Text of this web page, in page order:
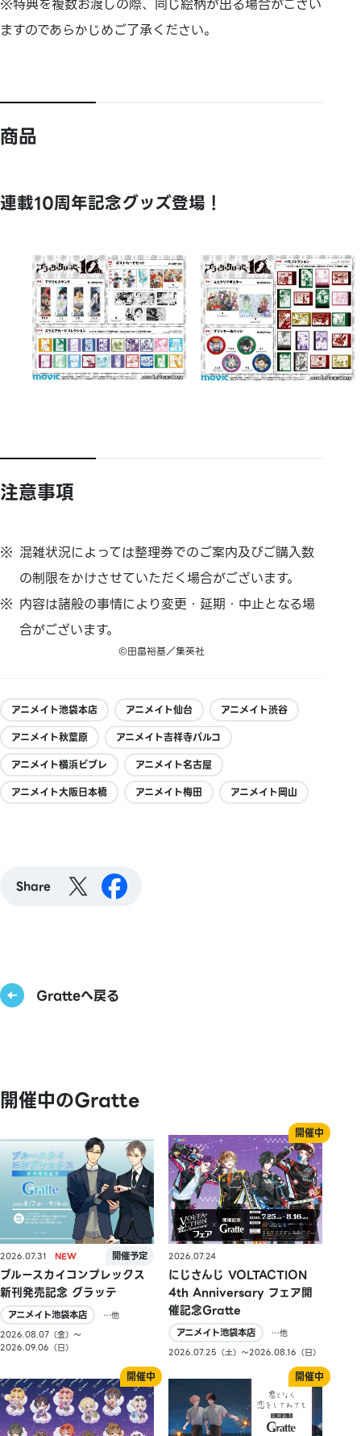
※特典を複数お渡しの際、同じ絵柄が出る場合がござい
ますのであらかじめご了承ください。
商品
連載10周年記念グッズ登場！
注意事項
混雑状況によっては整理券でのご案内及びご購入数
の制限をかけさせていただく場合がございます。
内容は諸般の事情により変更・延期・中止となる場
合がございます。
©田畠裕基／集英社
アニメイト池袋本店 アニメイト仙台
アニメイト渋谷
アニメイト秋葉原
アニメイト吉祥寺パルコ
アニメイト横浜ビブレ
アニメイト名古屋
アニメイト大阪日本橋
アニメイト梅田 アニメイト岡山
Share
Gratteへ戻る
開催中のGratte
2026.07.31
ブルースカイコンプレックス
新刊発売記念 グラッテ
アニメイト池袋本店
…他
2026.08.07（金）〜
2026.09.06（日）
2026.07.24
にじさんじ VOLTACTION
4th Anniversary フェア開
催記念Gratte
アニメイト池袋本店
…他
2026.07.25（土）〜2026.08.16（日）